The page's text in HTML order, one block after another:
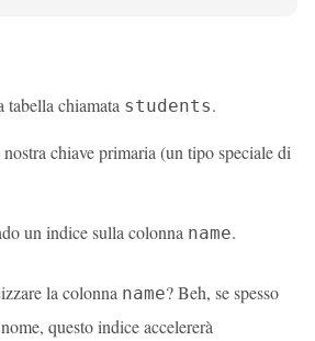
tabella chiamata students.
nostra chiave primaria (un tipo speciale di
un indice sulla colonna name.
la colonna name? Beh, se spesso
questo indice accelererà